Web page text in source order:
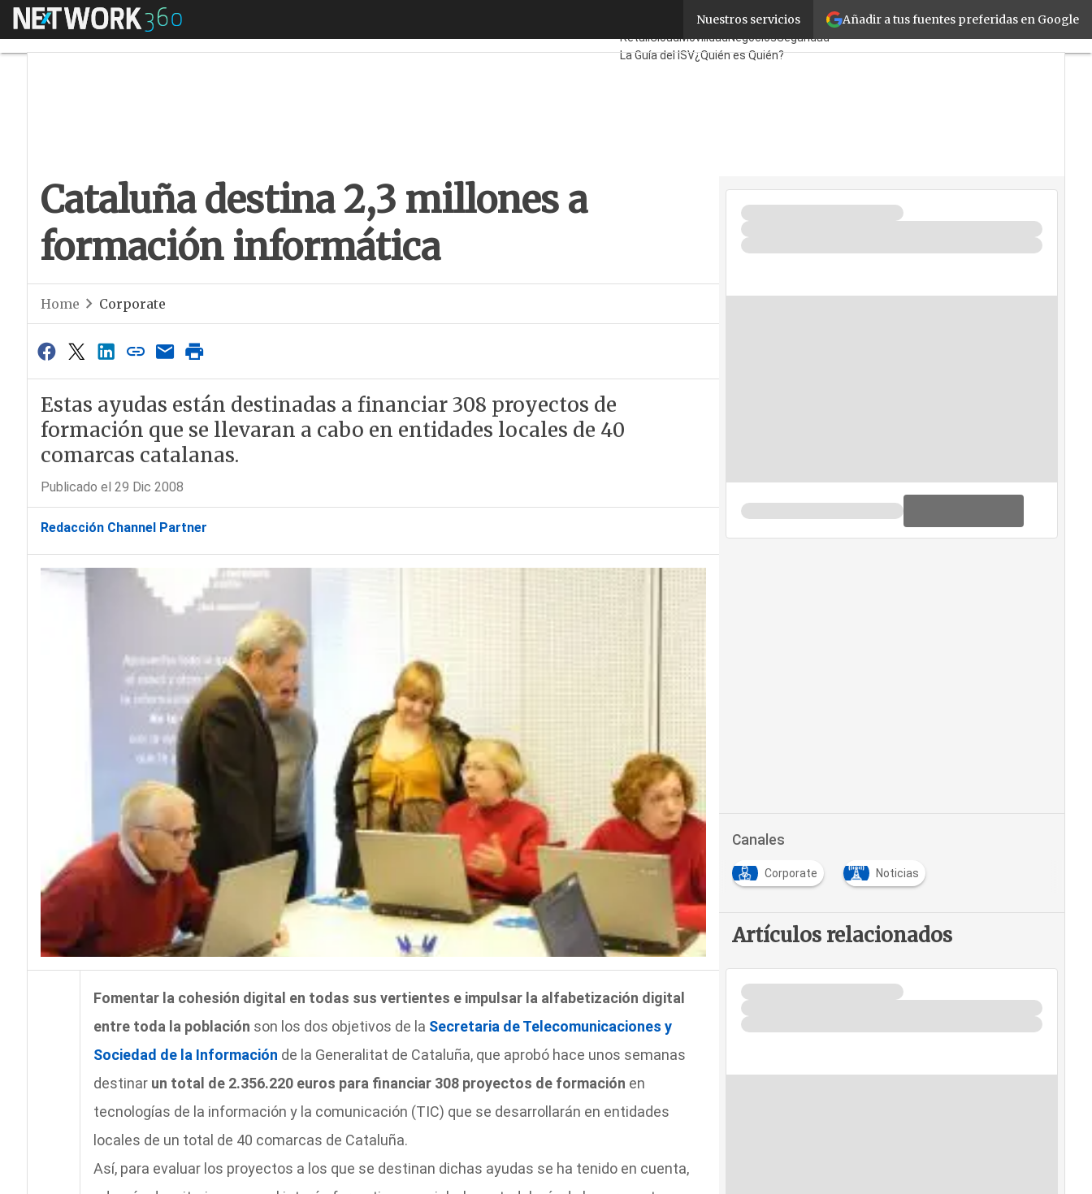
Añadir a tus fuentes preferidas en Google
Nuestros servicios
Menú MayoristasTicPymesCorporate
RetailCloudMovilidadNegociosSeguridad
La Guía del ISV¿Quién es Quién?
Cataluña destina 2,3 millones a
formación informática
Home Corporate
Estas ayudas están destinadas a financiar 308 proyectos de
formación que se llevaran a cabo en entidades locales de 40
comarcas catalanas.
Publicado el 29 Dic 2008
Redacción Channel Partner
Fomentar la cohesión digital en todas sus vertientes e impulsar la alfabetización digital
entre toda la población son los dos objetivos de la Secretaria de Telecomunicaciones y
Sociedad de la Información de la Generalitat de Cataluña, que aprobó hace unos semanas
destinar un total de 2.356.220 euros para financiar 308 proyectos de formación en
tecnologías de la información y la comunicación (TIC) que se desarrollarán en entidades
locales de un total de 40 comarcas de Cataluña.
Así, para evaluar los proyectos a los que se destinan dichas ayudas se ha tenido en cuenta,
Canales
Corporate Noticias
Artículos relacionados